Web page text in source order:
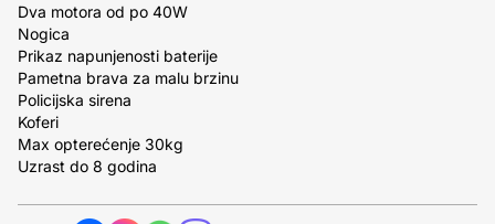
Dva motora od po 40W
Nogica
Prikaz napunjenosti baterije
Pametna brava za malu brzinu
Policijska sirena
Koferi
Max opterećenje 30kg
Uzrast do 8 godina